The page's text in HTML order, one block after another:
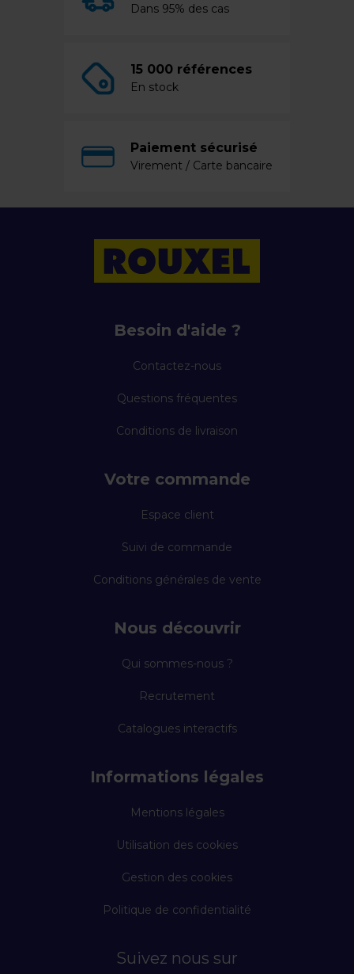
Dans 95% des cas
15 000 références
En stock
Paiement sécurisé
Virement / Carte bancaire
Besoin d'aide ?
Contactez-nous
Questions fréquentes
Conditions de livraison
Votre commande
Espace client
Suivi de commande
Conditions générales de vente
Nous découvrir
Qui sommes-nous ?
Recrutement
Catalogues interactifs
Informations légales
Mentions légales
Utilisation des cookies
Gestion des cookies
Politique de confidentialité
Suivez nous sur